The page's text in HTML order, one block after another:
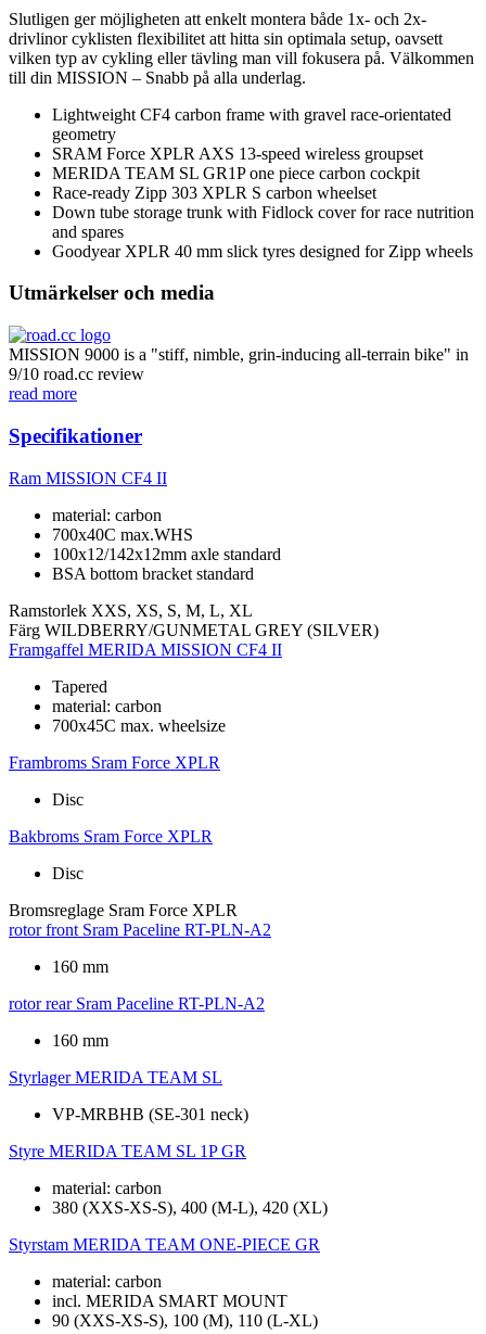
Slutligen ger möjligheten att enkelt montera både 1x- och 2x-
drivlinor cyklisten flexibilitet att hitta sin optimala setup, oavsett
vilken typ av cykling eller tävling man vill fokusera på. Välkommen
till din MISSION – Snabb på alla underlag.
Lightweight CF4 carbon frame with gravel race-orientated
geometry
SRAM Force XPLR AXS 13-speed wireless groupset
MERIDA TEAM SL GR1P one piece carbon cockpit
Race-ready Zipp 303 XPLR S carbon wheelset
Down tube storage trunk with Fidlock cover for race nutrition
and spares
Goodyear XPLR 40 mm slick tyres designed for Zipp wheels
Utmärkelser och media
MISSION 9000 is a "stiff, nimble, grin-inducing all-terrain bike" in
9/10 road.cc review
read more
Specifikationer
Ram MISSION CF4 II
material: carbon
700x40C max.WHS
100x12/142x12mm axle standard
BSA bottom bracket standard
Ramstorlek XXS, XS, S, M, L, XL
Färg WILDBERRY/GUNMETAL GREY (SILVER)
Framgaffel MERIDA MISSION CF4 II
Tapered
material: carbon
700x45C max. wheelsize
Frambroms Sram Force XPLR
Disc
Bakbroms Sram Force XPLR
Disc
Bromsreglage Sram Force XPLR
rotor front Sram Paceline RT-PLN-A2
160 mm
rotor rear Sram Paceline RT-PLN-A2
160 mm
Styrlager MERIDA TEAM SL
VP-MRBHB (SE-301 neck)
Styre MERIDA TEAM SL 1P GR
material: carbon
380 (XXS-XS-S), 400 (M-L), 420 (XL)
Styrstam MERIDA TEAM ONE-PIECE GR
material: carbon
incl. MERIDA SMART MOUNT
90 (XXS-XS-S), 100 (M), 110 (L-XL)